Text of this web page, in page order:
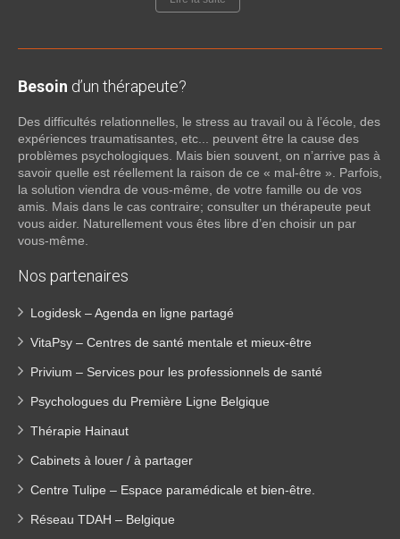
Besoin d’un thérapeute?
Des difficultés relationnelles, le stress au travail ou à l’école, des
expériences traumatisantes, etc... peuvent être la cause des
problèmes psychologiques. Mais bien souvent, on n’arrive pas à
savoir quelle est réellement la raison de ce « mal-être ». Parfois,
la solution viendra de vous-même, de votre famille ou de vos
amis. Mais dans le cas contraire; consulter un thérapeute peut
vous aider. Naturellement vous êtes libre d’en choisir un par
vous-même.
Nos partenaires
Logidesk – Agenda en ligne partagé
VitaPsy – Centres de santé mentale et mieux-être
Privium – Services pour les professionnels de santé
Psychologues du Première Ligne Belgique
Thérapie Hainaut
Cabinets à louer / à partager
Centre Tulipe – Espace paramédicale et bien-être.
Réseau TDAH – Belgique